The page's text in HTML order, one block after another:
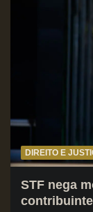
DIREITO E
STF nega